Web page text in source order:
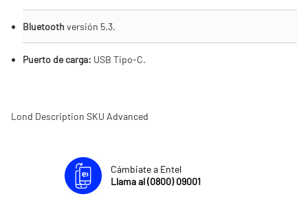
Bluetooth versión 5.3.
Puerto de carga: USB Tipo-C.
Lond Description SKU Advanced
Cámbiate a Entel
Llama al (0800) 09001